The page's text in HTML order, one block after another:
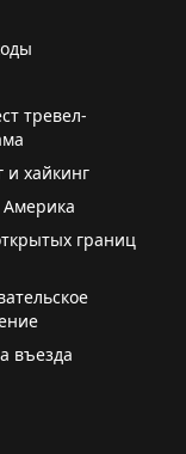
тревел-
и хайкинг
границ
въезда